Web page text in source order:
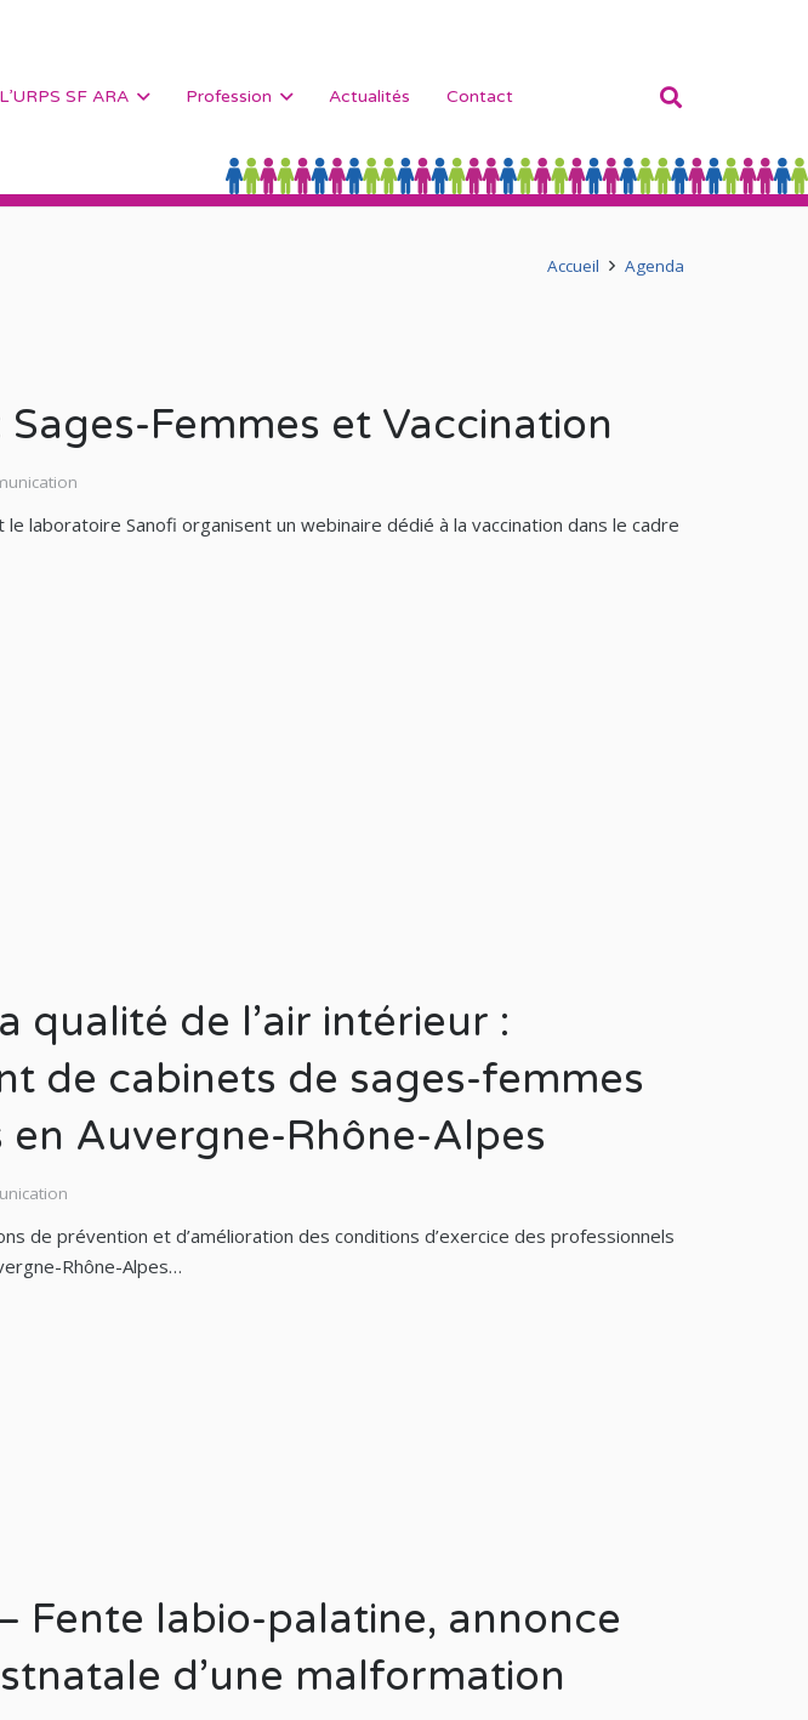
L’URPS SF ARA Profession Actualités Contact
Accueil Agenda
Sages-Femmes et Vaccination
le laboratoire Sanofi organisent un webinaire dédié à la vaccination dans le cadre
qualité de l’air intérieur :
de cabinets de sages-femmes
en Auvergne-Rhône-Alpes
de prévention et d’amélioration des conditions d’exercice des professionnels
Rhône-Alpes…
Fente labio-palatine, annonce
d’une malformation